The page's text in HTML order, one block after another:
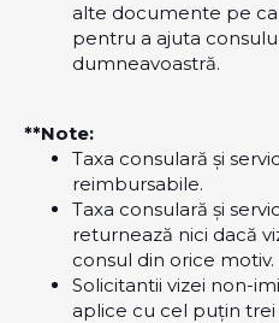
alte documente pe
pentru a ajuta
dumneavoastră.
**Note:
Taxa consulară și
reimbursabile.
Taxa consulară și
returnează nici dacă
consul din orice motiv.
Solicitantii vizei non-
aplice cu cel puțin